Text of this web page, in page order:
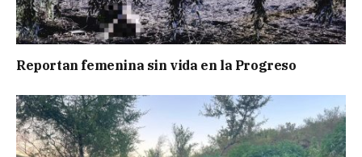
Reportan femenina sin vida en la Progreso